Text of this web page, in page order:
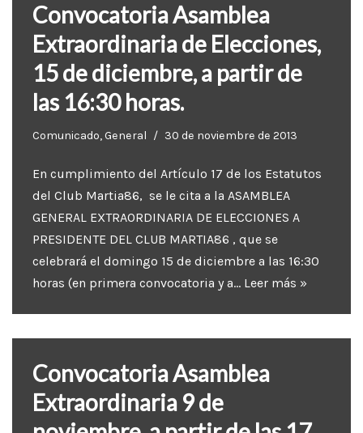
Convocatoria Asamblea
Extraordinaria de Elecciones,
15 de diciembre, a partir de
las 16:30 horas.
Comunicado,General 30 de noviembre de 2013
En cumplimiento del Artículo 17 de los Estatutos
del Club Martia86, se le cita a la ASAMBLEA
GENERAL EXTRAORDINARIA DE ELECCIONES A
PRESIDENTE DEL CLUB MARTIA86 , que se
celebrará el domingo 15 de diciembre a las 16:30
horas (en primera convocatoria y a… Leer más »
Convocatoria Asamblea
Extraordinaria 9 de